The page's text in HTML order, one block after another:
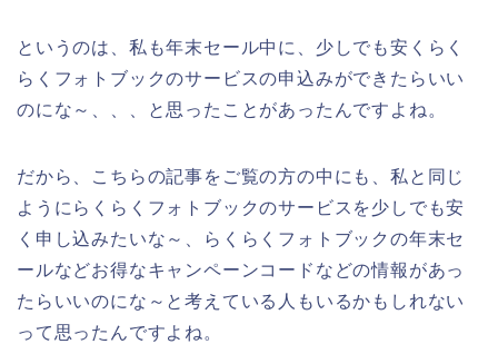
というのは、私も年末セール中に、少しでも安くらく
らくフォトブックのサービスの申込みができたらいい
のにな～、、、と思ったことがあったんですよね。
だから、こちらの記事をご覧の方の中にも、私と同じ
ようにらくらくフォトブックのサービスを少しでも安
く申し込みたいな～、らくらくフォトブックの年末セ
ールなどお得なキャンペーンコードなどの情報があっ
たらいいのにな～と考えている人もいるかもしれない
って思ったんですよね。